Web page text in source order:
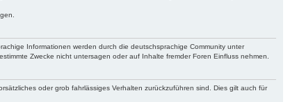
Informationen werden durch die deutschsprachige Community unter
Zwecke nicht untersagen oder auf Inhalte fremder Foren Einfluss nehmen.
oder grob fahrlässiges Verhalten zurückzuführen sind. Dies gilt auch für